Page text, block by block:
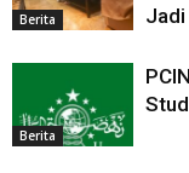
Berita
Jadi
Berita